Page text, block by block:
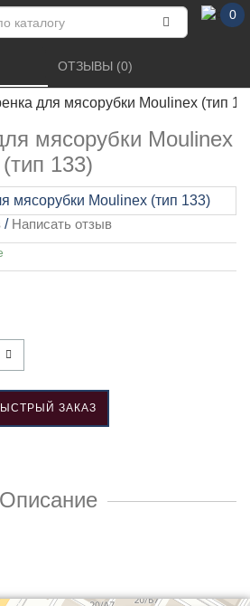
0
для мясорубки Moulinex (тип
мясорубки Moulinex
(тип 133)
ОТЗЫВЫ (0)
/ Написать отзыв
ЗАКАЗ
Описание